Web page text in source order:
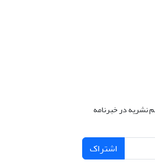
نشریه در خبرنامه
اشتراک